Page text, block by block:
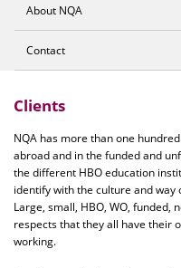
About NQA
Contact
Clients
NQA has more than one
abroad and in the funded and
the different HBO education
identify with the culture and
Large, small, HBO, WO, funded,
respects that they all have their
working.